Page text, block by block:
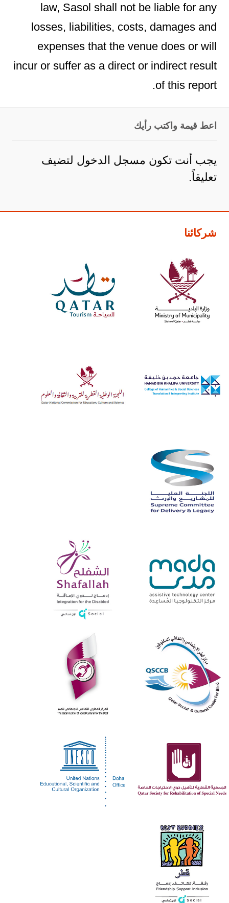
law, Sasol shall not be liable for any
losses, liabilities, costs, damages and
expenses that the venue does or will
incur or suffer as a direct or indirect result
of this report.
اعط قيمة واكتب رأيك
يجب أنت تكون مسجل الدخول لتضيف
تعليقاً.
شركائنا